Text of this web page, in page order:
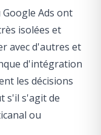
Ads ont
isolées et
avec d'autres et
d'intégration
les décisions
s'il s'agit de
ou